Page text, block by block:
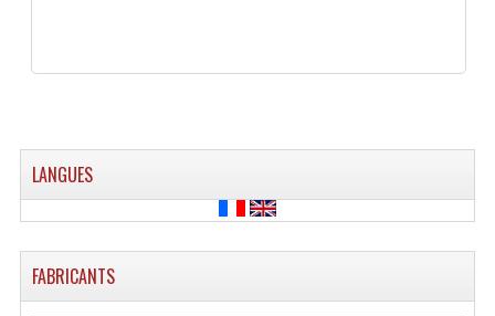
Haut-Parleurs Moteurs Tweeters Filtres
Haut Parleurs Sono
LANGUES
FABRICANTS